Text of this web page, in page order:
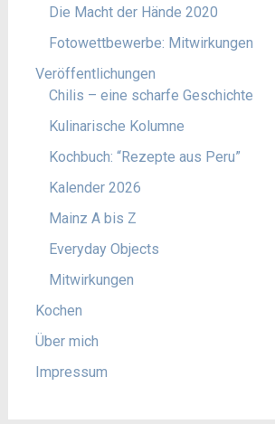
Die Macht der Hände 2020
Fotowettbewerbe: Mitwirkungen
Veröffentlichungen
Chilis – eine scharfe Geschichte
Kulinarische Kolumne
Kochbuch: “Rezepte aus Peru”
Kalender 2026
Mainz A bis Z
Everyday Objects
Mitwirkungen
Kochen
Über mich
Impressum